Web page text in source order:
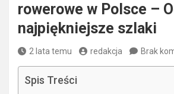
rowerowe w Polsce –
najpiękniejsze szlaki
2 lata temu redakcja Brak
Spis Treści